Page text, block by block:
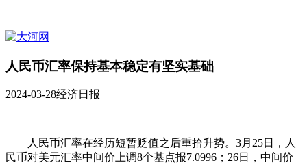
人民币汇率保持基本稳定有坚实基础
2024-03-28经济日报
人民币汇率在经历短暂贬值之后重拾升势。3月25日，人
民币对美元汇率中间价上调8个基点报7.0996；26日，中间价